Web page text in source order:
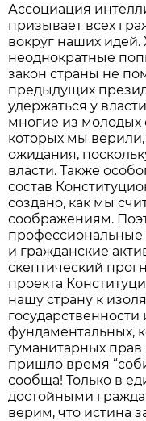
Ассоциация
призывает всех
вокруг наших
неоднократные
закон страны не
предыдущих
удержаться у
многие из молодых
которых мы
ожидания,
власти. Также
состав
создано, как мы
соображениям.
и гражданские
скептический
проекта
нашу страну к
фундаментальных,
гуманитарных
пришло время
сообща! Только в
достойными
верим, что истина